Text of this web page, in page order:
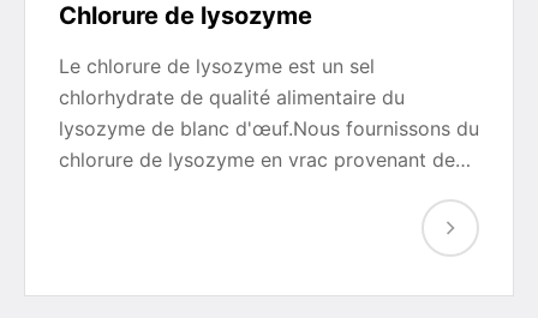
Chlorure de lysozyme
Le chlorure de lysozyme est un sel
chlorhydrate de qualité alimentaire du
lysozyme de blanc d'œuf.Nous fournissons du
chlorure de lysozyme en vrac provenant de…